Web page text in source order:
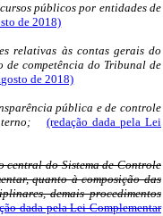
públicos por entidades de
de 2018)
relativas às contas gerais do
de competência do Tribunal de
de 2018)
pública e de controle
(redação dada pela Lei
central do Sistema de Controle
quanto à composição das
demais procedimentos
dada pela Lei Complementar